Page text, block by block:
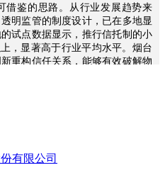
借鉴的思路。从行业发展趋势来
明监管的制度设计，已在多地显
试点数据显示，推行信托制的小
，显著高于行业平均水平。烟台
重构信任关系，能够有效破解物
入推进，“幸福信托制”将不断完
入新的动力。
有限公司